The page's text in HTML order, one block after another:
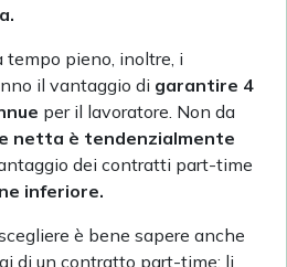
tempo pieno, inoltre, i
il vantaggio di garantire 4
per il lavoratore. Non da
netta è tendenzialmente
dei contratti part-time
inferiore.
è bene sapere anche
di un contratto part-time: li